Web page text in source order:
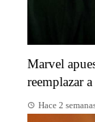
Marvel
reemplazar
Hace 2